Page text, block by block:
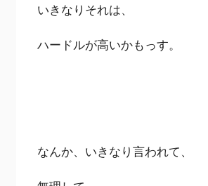
いきなりそれは、
ハードルが高いかもっす。
なんか、いきなり言われて、